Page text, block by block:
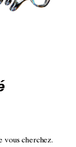
vous cherchez.